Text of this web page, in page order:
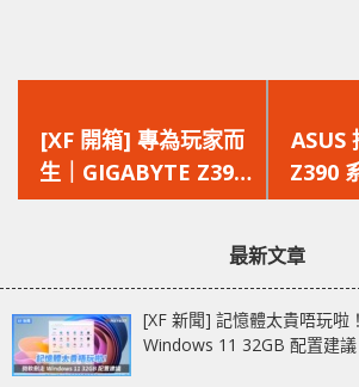
一
篇
文
[XF 開箱] 專為玩家而
生｜GIGABYTE Z390
AORUS Master 重金
ASUS
Z390
具 AI
最新文章
[XF 新聞] 記憶體太貴唔玩
Windows 11 32GB 配置建議